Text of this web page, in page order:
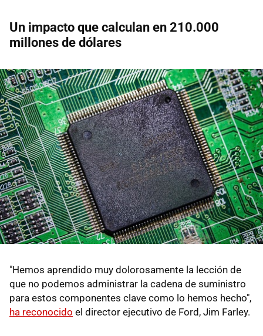
Un impacto que calculan en 210.000
millones de dólares
"Hemos aprendido muy dolorosamente la lección de
que no podemos administrar la cadena de suministro
para estos componentes clave como lo hemos hecho",
ha reconocido el director ejecutivo de Ford, Jim Farley.